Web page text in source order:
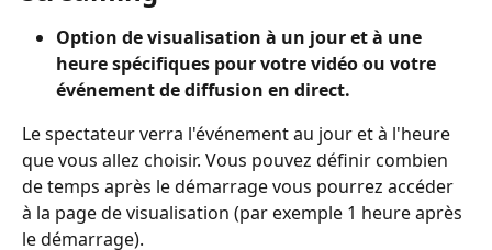
Option de visualisation à un jour et à une
heure spécifiques pour votre vidéo ou votre
événement de diffusion en direct.
Le spectateur verra l'événement au jour et à l'heure
que vous allez choisir. Vous pouvez définir combien
de temps après le démarrage vous pourrez accéder
à la page de visualisation (par exemple 1 heure après
le démarrage).